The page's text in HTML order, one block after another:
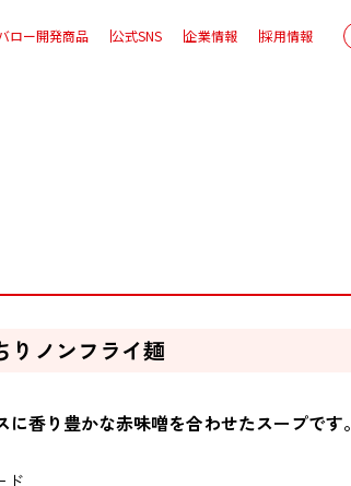
ロー開発商品 公式SNS 企業情報 採用情報
りノンフライ麺
に香り豊かな赤味噌を合わせたスープです。
ド